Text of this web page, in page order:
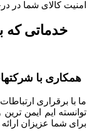
امنیت کالای شما در
خدماتی که
همکاری با
ما با برقراری
توانسته ایم ایمن
برای شما عزیزان ارائه